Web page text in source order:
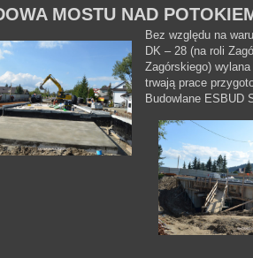
MOSTU NAD
Bez względu na
DK – 28 (na roli
Zagórskiego) wylana
trwają prace
Budowlane ESBUD